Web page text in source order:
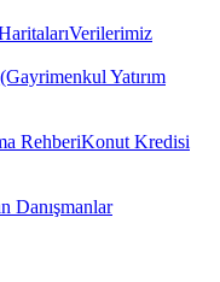
Verilerimiz
Yatırım
RehberiKonut Kredisi
Danışmanlar